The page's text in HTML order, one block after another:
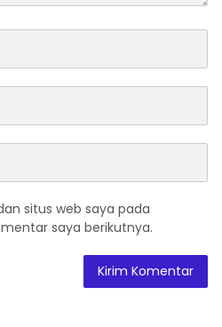
situs web saya pada
saya berikutnya.